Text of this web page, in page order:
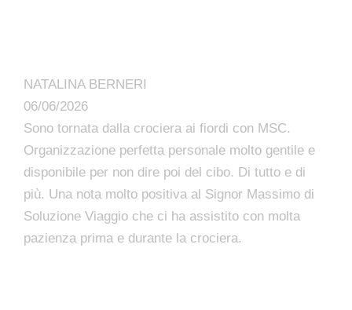
NATALINA BERNERI
06/06/2026
Sono tornata dalla crociera ai fiordi con MSC.
Organizzazione perfetta personale molto gentile e
disponibile per non dire poi del cibo. Di tutto e di
più. Una nota molto positiva al Signor Massimo di
Soluzione Viaggio che ci ha assistito con molta
pazienza prima e durante la crociera.